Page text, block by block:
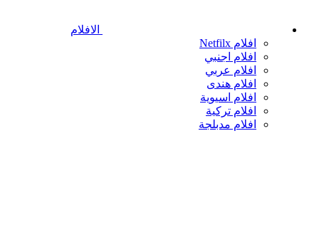
الافلام
افلام Netfilx
افلام اجنبي
افلام عربي
افلام هندى
افلام اسيوية
افلام تركية
افلام مدبلجة